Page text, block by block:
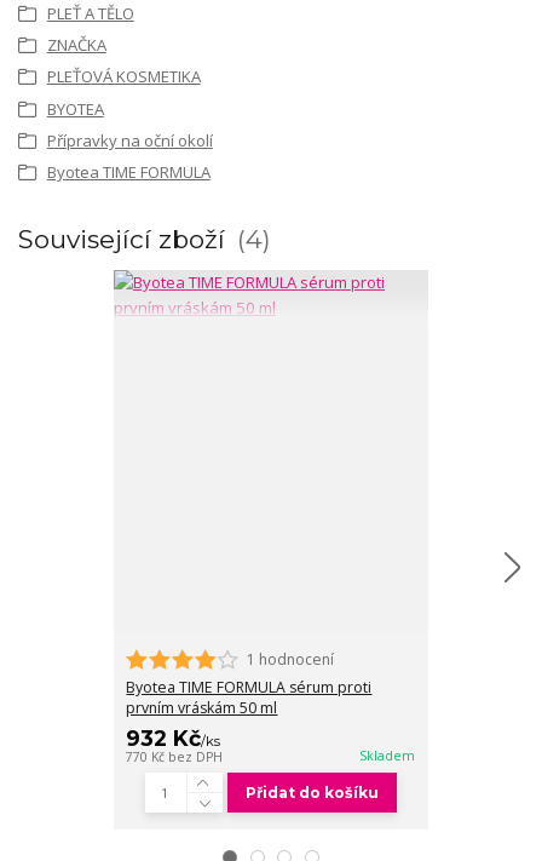
PLEŤ A TĚLO
ZNAČKA
PLEŤOVÁ KOSMETIKA
BYOTEA
Přípravky na oční okolí
Byotea TIME FORMULA
Související zboží 4
1 hodnocení
Byotea TIME FORMULA sérum proti
prvním vráskám 50 ml
932 Kč/ks
770 Kč bez DPH Skladem
Přidat do košíku